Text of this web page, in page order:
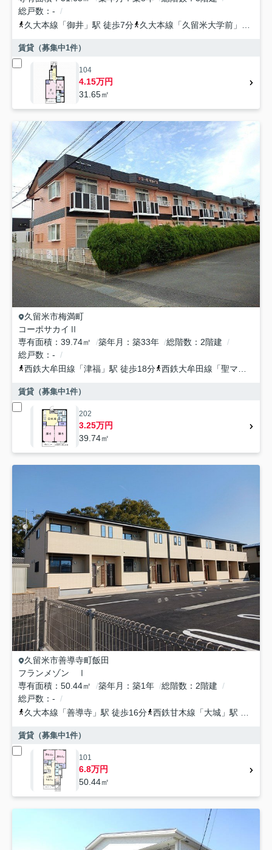
総戸数
-
久大本線 「御井 」駅 徒歩7分 久大本線 「久留米大学前 」駅 徒歩16分
賃貸（募集中1件）
104
4.15万円
31.65㎡
久留米市梅満町
コーポサカイⅡ
専有面積
39.74㎡ 築年月 築33年 総階数
2階建
総戸数
-
西鉄大牟田線 「津福 」駅 徒歩18分 西鉄大牟田線 「聖マリア病院前
賃貸（募集中1件）
202
3.25万円
39.74㎡
久留米市善導寺町飯田
フランメゾン Ⅰ
専有面積
50.44㎡ 築年月 築1年 総階数
2階建
総戸数
-
久大本線 「善導寺 」駅 徒歩16分 西鉄甘木線 「大城 」駅 徒歩33分
賃貸（募集中1件）
101
6.8万円
50.44㎡